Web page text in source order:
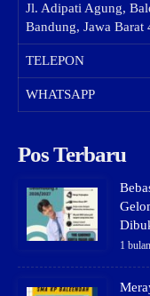
Jl. Adipati Agung,
Bandung, Jawa Barat
TELEPON
WHATSAPP
Pos Terbaru
1